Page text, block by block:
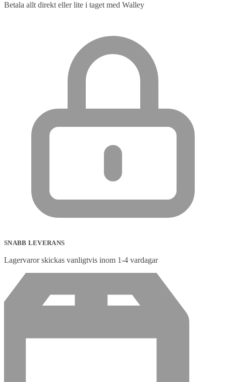
Betala allt direkt eller lite i taget med Walley
SNABB LEVERANS
Lagervaror skickas vanligtvis inom 1-4 vardagar